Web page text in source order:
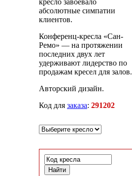
кресло завоевало
абсолютные симпатии
клиентов.
Конференц-кресла «Сан-
Ремо» — на протяжении
последних двух лет
удерживают лидерство по
продажам кресел для залов.
Авторский дизайн.
Код для заказа: 291202